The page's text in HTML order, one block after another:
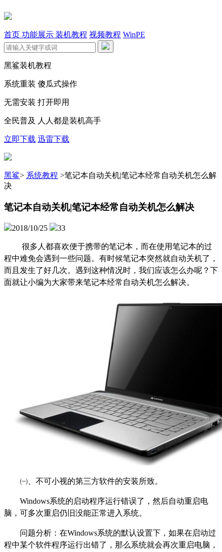
首页 功能展示 装机教程 视频教程 WinPE
黑鲨装机教程
系统重装 傻瓜式操作
无需安装 打开即用
全民普及 人人都是装机高手
立即下载 迅雷下载
黑鲨> 系统教程 >笔记本自动关机|笔记本经常自动关机怎么解
决
笔记本自动关机|笔记本经常自动关机怎么解决
2018/10/25 33
很多人都喜欢便于携带的笔记本，而在使用笔记本的过
程中难免会遇到一些问题。有时候笔记本突然就自动关机了，
而且发生了好几次。遇到这种情况时，我们应该怎么办呢？下
面就让小编为大家带来笔记本经常自动关机怎么解决。
㈠、不可小视的第三方软件的安装所致。
Windows系统的启动程序运行错误了，然后自动重启电
脑，可多次重启仍旧没能正常进入系统。
问题分析：在Windows系统的默认设置下，如果在启动过
程中某个软件程序运行出错了，那么系统就会再次重启电脑，